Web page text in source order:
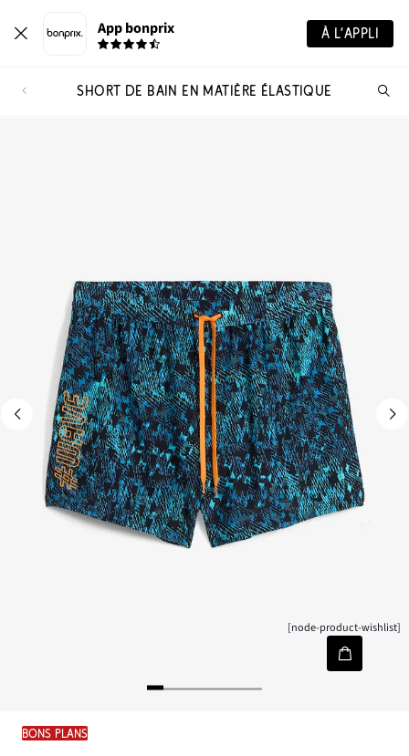
App bonprix À L’APPLI
SHORT DE BAIN EN MATIÈRE ÉLASTIQUE
[node-product-wishlist]
BONS PLANS